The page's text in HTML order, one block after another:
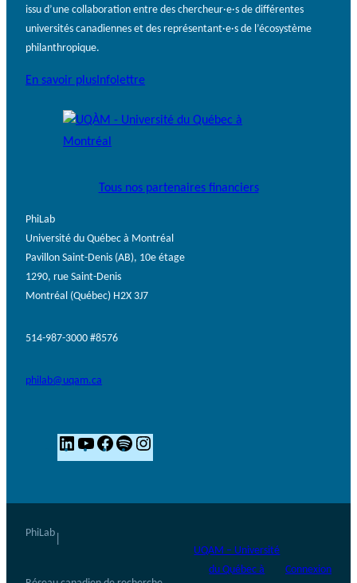
issu d’une collaboration entre des chercheur·e·s de différentes
universités canadiennes et des représentant·e·s de l’écosystème
philanthropique.
En savoir plus Infolettre
Tous nos partenaires financiers
PhiLab
Université du Québec à Montréal
Pavillon Saint-Denis (AB), 10e étage
1290, rue Saint-Denis
Montréal (Québec) H2X 3J7
514-987-3000 #8576
philab@uqam.ca
L
i
Y
o
F
a
S
p
n
PhiLab
UQAM – Université
du Québec à
Connexion